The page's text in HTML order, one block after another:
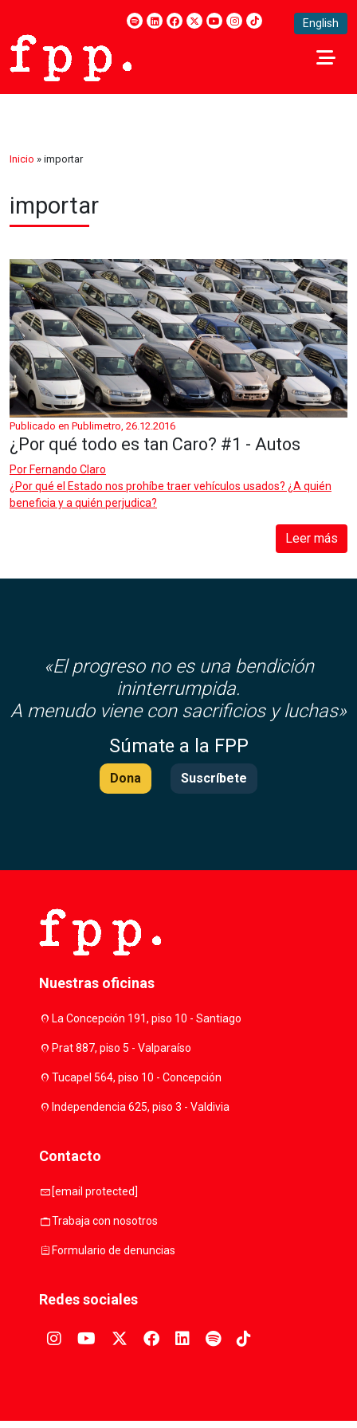
English
Inicio » importar
importar
Publicado en Publimetro, 26.12.2016
¿Por qué todo es tan Caro? #1 - Autos
Por Fernando Claro
¿Por qué el Estado nos prohíbe traer vehículos usados? ¿A quién
beneficia y a quién perjudica?
Leer más
«El progreso no es una bendición
ininterrumpida.
A menudo viene con sacrificios y luchas»
Súmate a la FPP
Dona Suscríbete
Nuestras oficinas
location_onLa Concepción 191, piso 10 - Santiago
location_onPrat 887, piso 5 - Valparaíso
location_onTucapel 564, piso 10 - Concepción
location_onIndependencia 625, piso 3 - Valdivia
Contacto
mail [email protected]
workTrabaja con nosotros
assignmentFormulario de denuncias
Redes sociales